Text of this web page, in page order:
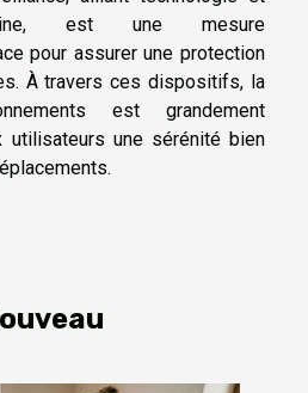
est une mesure
pour assurer une protection
À travers ces dispositifs, la
est grandement
utilisateurs une sérénité bien